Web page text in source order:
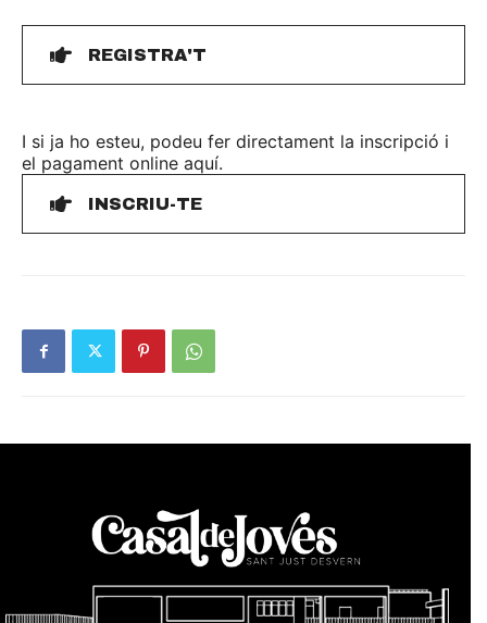
REGISTRA'T
I si ja ho esteu, podeu fer directament la inscripció i
el pagament online aquí.
INSCRIU-TE